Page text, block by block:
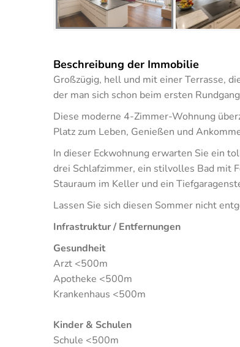
Beschreibung der Immobilie
Großzügig, hell und mit einer Terrasse,
der man sich schon beim ersten
Diese moderne 4-Zimmer-Wohnung
Platz zum Leben, Genießen und
In dieser Eckwohnung erwarten Sie ein
drei Schlafzimmer, ein stilvolles Bad mit
Stauraum im Keller und ein
Lassen Sie sich diesen Sommer nicht
Infrastruktur / Entfernungen
Gesundheit
Arzt <500m
Apotheke <500m
Krankenhaus <500m
Kinder & Schulen
Schule <500m